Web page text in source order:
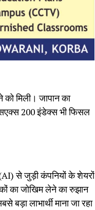
को मिली। जापान का
200 इंडेक्स भी फिसल
से जुड़ी कंपनियों के शेयरों
का जोखिम लेने का रुझान
लाभार्थी माना जा रहा